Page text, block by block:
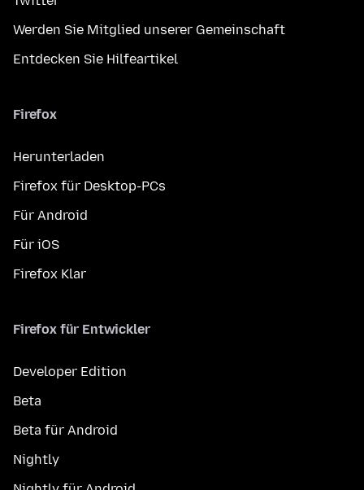
Werden Sie Mitglied unserer Gemeinschaft
Entdecken Sie Hilfeartikel
Firefox
Herunterladen
Firefox für Desktop-PCs
Für Android
Für iOS
Firefox Klar
Firefox für Entwickler
Developer Edition
Beta
Beta für Android
Nightly